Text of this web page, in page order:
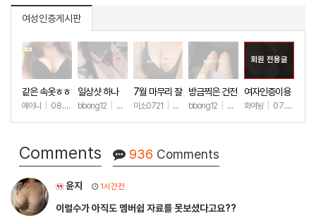
여성인증게시판
같은 속옷ㅎㅎ
예이니 08.04 +60
일상샷 하나
bbong12 07.31+88
7월 마무리 잘
하세요🫶
미소0721 07.31+242
방금찍은 건전
한 일상샷
bbong12 07.28+89
회원 전용글
여자인증이용
ㅎㅎ
화여뉭 07.27
Comments 936 Comments
윤지 1시간전
이럴수가 아직도 멤버쉽 자료를 못보셨다고요??